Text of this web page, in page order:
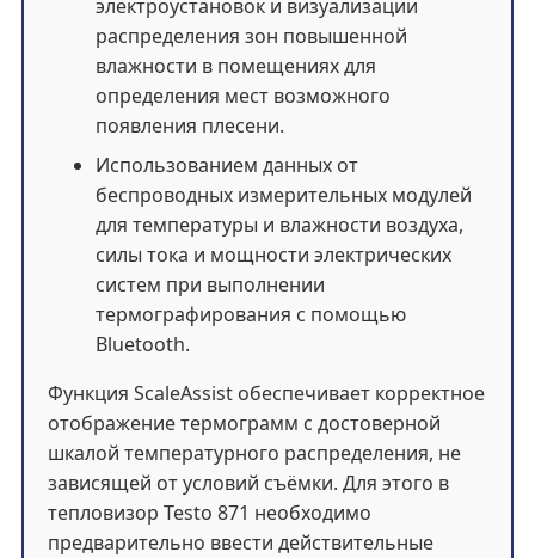
электроустановок и визуализации
распределения зон повышенной
влажности в помещениях для
определения мест возможного
появления плесени.
Использованием данных от
беспроводных измерительных модулей
для температуры и влажности воздуха,
силы тока и мощности электрических
систем при выполнении
термографирования с помощью
Bluetooth.
Функция ScaleAssist обеспечивает корректное
отображение термограмм с достоверной
шкалой температурного распределения, не
зависящей от условий съёмки. Для этого в
тепловизор Testo 871 необходимо
предварительно ввести действительные